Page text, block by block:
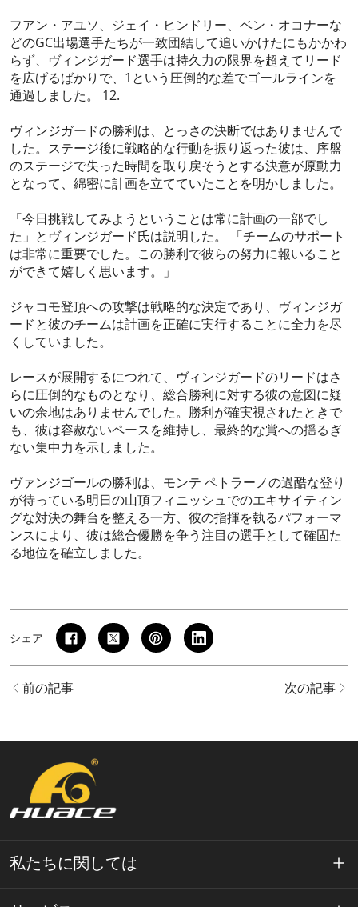
フアン・アユソ、ジェイ・ヒンドリー、ベン・オコナーな
どのGC出場選手たちが一致団結して追いかけたにもかかわ
らず、ヴィンジガード選手は持久力の限界を超えてリード
を広げるばかりで、1という圧倒的な差でゴールラインを
通過しました。 12.
ヴィンジガードの勝利は、とっさの決断ではありませんで
した。ステージ後に戦略的な行動を振り返った彼は、序盤
のステージで失った時間を取り戻そうとする決意が原動力
となって、綿密に計画を立てていたことを明かしました。
「今日挑戦してみようということは常に計画の一部でし
た」とヴィンジガード氏は説明した。 「チームのサポート
は非​​常に重要でした。この勝利で彼らの努力に報いること
ができて嬉しく思います。」
ジャコモ登頂への攻撃は戦略的な決定であり、ヴィンジガ
ードと彼のチームは計画を正確に実行することに全力を尽
くしていました。
レースが展開するにつれて、ヴィンジガードのリードはさ
らに圧倒的なものとなり、総合勝利に対する彼の意図に疑
いの余地はありませんでした。勝利が確実視されたときで
も、彼は容赦ないペースを維持し、最終的な賞への揺るぎ
ない集中力を示しました。
ヴァンジゴールの勝利は、モンテ ペトラーノの過酷な登り
が待っている明日の山頂フィニッシュでのエキサイティン
グな対決の舞台を整える一方、彼の指揮を執るパフォーマ
ンスにより、彼は総合優勝を争う注目の選手として確固た
る地位を確立しました。
シェア
前の記事 次の記事
私たちに関しては